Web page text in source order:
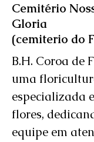
Cemitério
Gloria
(cemiterio do
B.H. Coroa de
uma
especializada
flores,
equipe em